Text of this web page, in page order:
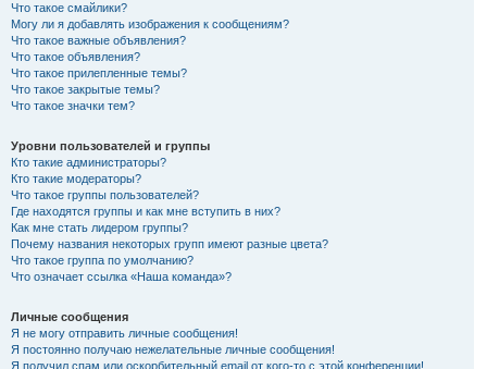
Что такое смайлики?
Могу ли я добавлять изображения к сообщениям?
Что такое важные объявления?
Что такое объявления?
Что такое прилепленные темы?
Что такое закрытые темы?
Что такое значки тем?
Уровни пользователей и группы
Кто такие администраторы?
Кто такие модераторы?
Что такое группы пользователей?
Где находятся группы и как мне вступить в них?
Как мне стать лидером группы?
Почему названия некоторых групп имеют разные цвета?
Что такое группа по умолчанию?
Что означает ссылка «Наша команда»?
Личные сообщения
Я не могу отправить личные сообщения!
Я постоянно получаю нежелательные личные сообщения!
Я получил спам или оскорбительный email от кого-то с этой конференции!